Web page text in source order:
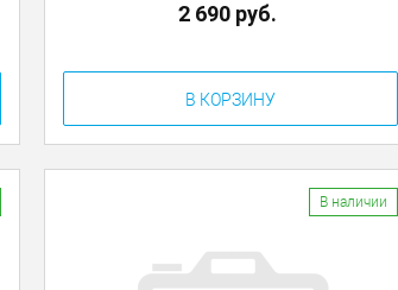
2 690 руб.
В КОРЗИНУ
В наличии